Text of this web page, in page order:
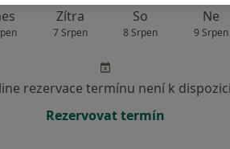
Zítra
7 Srpen
So
8 Srpen
Ne
9 Srpen
rezervace termínu není k dispozici
Rezervovat termín